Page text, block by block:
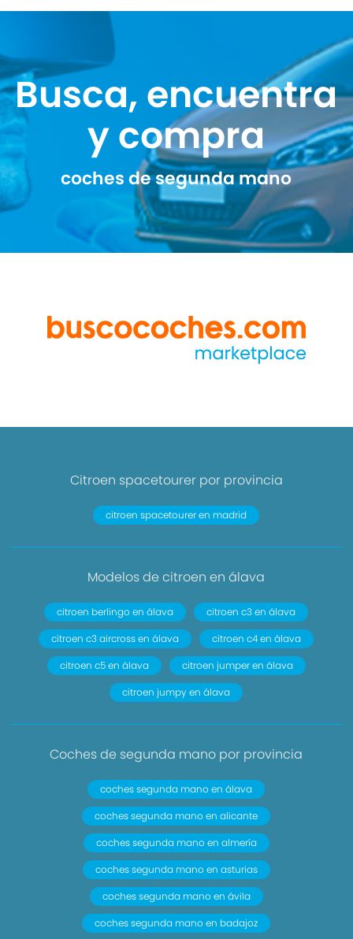
Busca, encuentra
y compra
coches de segunda mano
Citroen spacetourer por provincia
citroen spacetourer en madrid
Modelos de citroen en álava
citroen berlingo en álava
citroen c3 en álava
citroen c3 aircross en álava
citroen c4 en álava
citroen c5 en álava
citroen jumper en álava
citroen jumpy en álava
Coches de segunda mano por provincia
coches segunda mano en álava
coches segunda mano en alicante
coches segunda mano en almería
coches segunda mano en asturias
coches segunda mano en ávila
coches segunda mano en badajoz